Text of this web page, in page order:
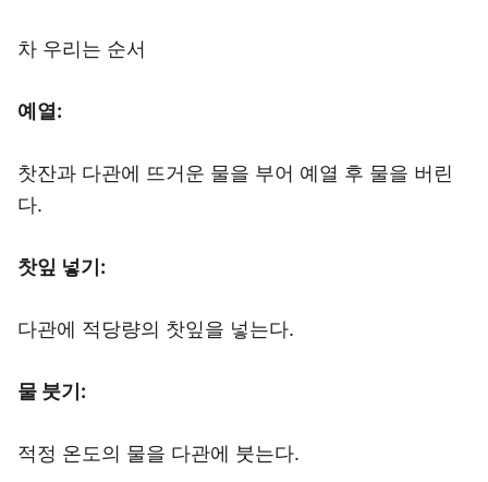
차 우리는 순서
예열:
찻잔과 다관에 뜨거운 물을 부어 예열 후 물을 버린
다.
찻잎 넣기:
다관에 적당량의 찻잎을 넣는다.
물 붓기:
적정 온도의 물을 다관에 붓는다.